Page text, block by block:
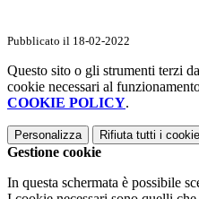
Pubblicato il 18-02-2022
Questo sito o gli strumenti terzi
cookie necessari al
COOKIE POLICY.
Personalizza Rifiuta tutti i
Gestione cookie
In questa schermata è possibile